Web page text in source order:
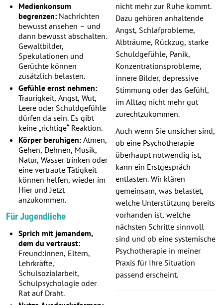
Medienkonsum
begrenzen: Nachrichten
bewusst ansehen – und
dann bewusst abschalten.
Gewaltbilder,
Spekulationen und
Gerüchte können
zusätzlich belasten.
Gefühle ernst nehmen:
Traurigkeit, Angst, Wut,
Leere oder Schuldgefühle
dürfen da sein. Es gibt
keine „richtige“ Reaktion.
Körper beruhigen: Atmen,
Gehen, Dehnen, Musik,
Natur, Wasser trinken oder
eine vertraute Tätigkeit
können helfen, wieder im
Hier und Jetzt
anzukommen.
Für Jugendliche
Sprich mit jemandem,
dem du vertraust:
Freund:innen, Eltern,
Lehrkräfte,
Schulsozialarbeit,
Schulpsychologie oder
Rat auf Draht.
nicht mehr zur Ruhe kommt.
Dazu gehören anhaltende
Angst, Schlafprobleme,
Albträume, Rückzug, starke
Schuldgefühle, Panik,
Konzentrationsprobleme,
innere Bilder, depressive
Stimmung oder das Gefühl,
im Alltag nicht mehr gut
zurechtzukommen.
Auch wenn Sie unsicher sind,
ob eine Psychotherapie
überhaupt notwendig ist,
kann ein Erstgespräch
entlasten. Wir klären
gemeinsam, was belastet,
welche Unterstützung bereits
vorhanden ist, welche
nächsten Schritte sinnvoll
sind und ob eine systemische
Psychotherapie in meiner
Praxis für Ihre Situation
passend erscheint.